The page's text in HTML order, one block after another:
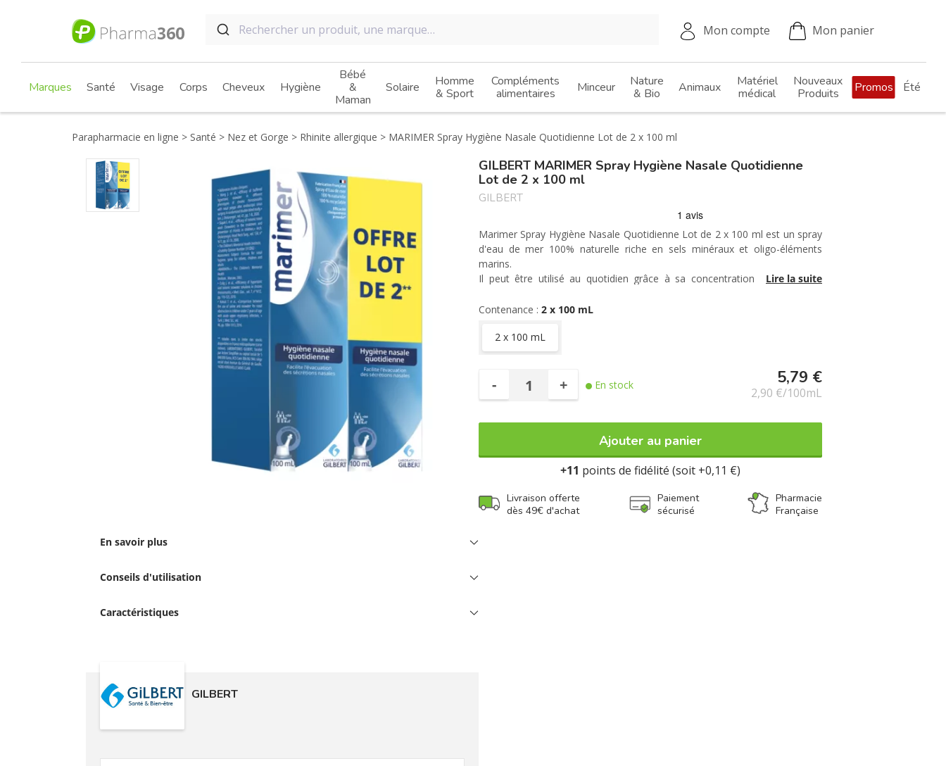
Mon compte Mon panier
Marques Santé Visage Corps Cheveux Hygiène
Bébé
&
Maman
Solaire
Homme
& Sport
Compléments
alimentaires
Minceur
Nature
& Bio
Animaux
Matériel
médical
Nouveaux
Produits
Promos Été
Parapharmacie en ligne Santé Nez et Gorge Rhinite allergique MARIMER Spray Hygiène Nasale Quotidienne Lot de 2 x 100 ml
GILBERT MARIMER Spray Hygiène Nasale Quotidienne
Lot de 2 x 100 ml
GILBERT
Marimer Spray Hygiène Nasale Quotidienne Lot de 2 x 100 ml est un spray
d'eau de mer 100% naturelle riche en sels minéraux et oligo-éléments
marins.
Il peut être utilisé au quotidien grâce à sa concentration physiologique
homogène sur la muqueuse dans toutes les positions. Son embout assure
Lire la suite
Contenance : 2 x 100 mL
2 x 100 mL
En stock
- + 5,79 €
2,90 €/100mL
Ajouter au panier
+11 points de fidélité (soit +0,11 €)
Livraison offerte
dès 49€ d'achat
Paiement
sécurisé
Pharmacie
Française
En savoir plus
Conseils d'utilisation
Caractéristiques
GILBERT